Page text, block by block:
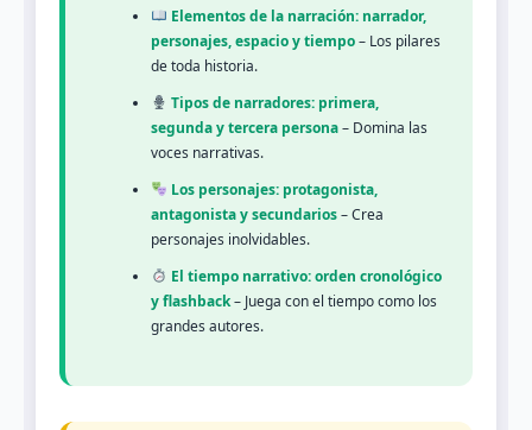
Elementos de la narración: narrador,
personajes, espacio y tiempo– Los pilares
de toda historia.
Tipos de narradores: primera,
segunda y tercera persona– Domina las
voces narrativas.
Los personajes: protagonista,
antagonista y secundarios– Crea
personajes inolvidables.
El tiempo narrativo: orden cronológico
y flashback– Juega con el tiempo como los
grandes autores.